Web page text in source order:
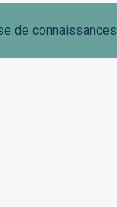
de connaissances